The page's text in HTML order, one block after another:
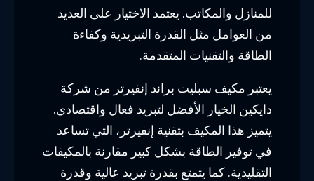
للمنازل والمكاتب. يعتمد الاختيار على العديد
من العوامل مثل القدرة التبريدية وكفاءة
الطاقة والتقنيات المتقدمة.
يعتبر مكيف سبليت براند إنفيرتر من شركة
دايكين الخيار الأفضل لتبريد فعال واقتصادي.
يتميز هذا المكيف بتقنية إنفيرتر، التي تساعد
في توفير الطاقة بشكل كبير مقارنة بالمكيفات
التقليدية. كما يتمتع بقدرة تبريد عالية وقدرة